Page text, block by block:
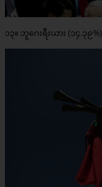
၁၃။ ဘူဂေးရီးယား (၁၄.၃၉%)